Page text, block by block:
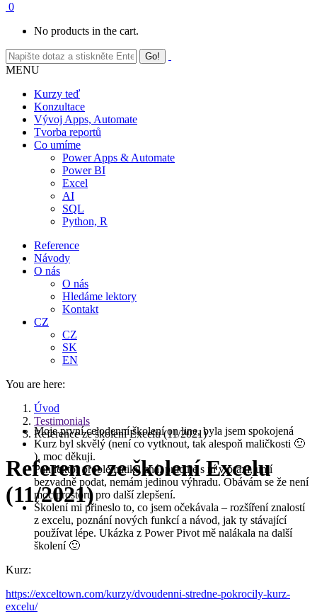
0
No products in the cart.
MENU
Kurzy teď
Konzultace
Vývoj Apps, Automate
Tvorba reportů
Co umíme
Power Apps & Automate
Power BI
Excel
AI
SQL
Python, R
Reference
Návody
O nás
O nás
Hledáme lektory
Kontakt
CZ
CZ
SK
EN
You are here:
Úvod
Testimonials
Reference ze školení Excelu (11/2021)
Reference ze školení Excelu
(11/2021)
Moje první celodenní školení on line, byla jsem spokojená
Kurz byl skvělý (není co vytknout, tak alespoň maličkosti 🙂
), moc děkuji.
Pan lektor problematiku zná, pracuje s ní v praxi, umí
bezvadně podat, nemám jedinou výhradu. Obávám se že není
moc prostoru pro další zlepšení.
Školení mi přineslo to, co jsem očekávala – rozšíření znalostí
z excelu, poznání nových funkcí a návod, jak ty stávající
používat lépe. Ukázka z Power Pivot mě nalákala na další
školení 🙂
Kurz:
https://exceltown.com/kurzy/dvoudenni-stredne-pokrocily-kurz-
excelu/